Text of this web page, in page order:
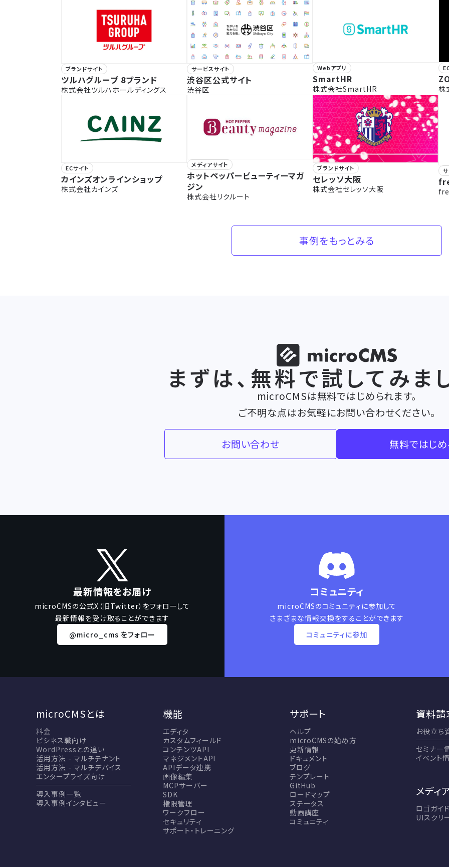
ブランドサイト
ツルハグループ 8ブランド
株式会社ツルハホールディングス
サービスサイト
渋谷区公式サイト
渋谷区
Webアプリ
SmartHR
株式会社SmartHR 株
ECサイト
カインズオンラインショップ
株式会社カインズ
メディアサイト
ホットペッパービューティーマガ
ジン
株式会社リクルート
ブランドサイト
セレッソ大阪
株式会社セレッソ大阪
事例をもっとみる
まずは、無料で試してみま
microCMSは無料ではじめられます。
ご不明な点はお気軽にお問い合わせください。
無料ではじ
お問い合わせ
最新情報をお届け
microCMSの公式X（旧Twitter）をフォローして
最新情報を受け取ることができます
@micro_cms をフォロー
コミュニティ
microCMSのコミュニティに参加して
さまざまな情報交換をすることができます
コミュニティに参加
microCMSとは
料金
ビシネス職向け
WordPressとの違い
活用方法 - マルチテナント
活用方法 - マルチデバイス
エンタープライズ向け
導入事例一覧
導入事例インタビュー
機能
エディタ
カスタムフィールド
コンテンツAPI
マネジメントAPI
APIデータ連携
画像編集
MCPサーバー
SDK
権限管理
ワークフロー
セキュリティ
サポート・トレーニング
サポート
ヘルプ
microCMSの始め方
更新情報
ドキュメント
ブログ
テンプレート
GitHub
ロードマップ
ステータス
動画講座
コミュニティ
資料請
お役立ち
セミナー
イベント
メディ
ロゴガイ
UIスクリ